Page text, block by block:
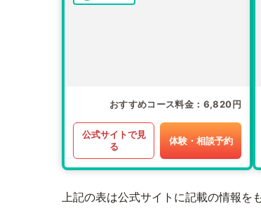
おすすめコース料金 6,820円
公式サイトで見
る
体験・相談予約
上記の表は公式サイトに記載の情報を